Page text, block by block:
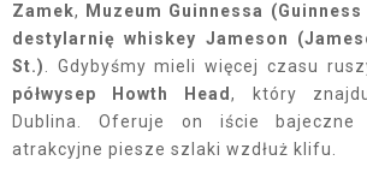
Zamek, Muzeum Guinnessa
destylarnię whiskey Jameson
St.)
. Gdybyśmy mieli więcej czasu
półwysep Howth Head, który
Dublina. Oferuje on iście
atrakcyjne piesze szlaki wzdłuż klifu.